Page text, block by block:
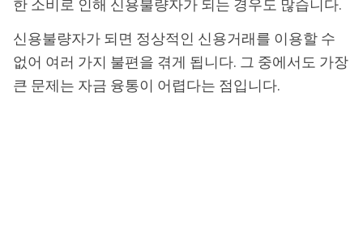
한 소비로 인해 신용불량자가 되는 경우도 많습니다.
신용불량자가 되면 정상적인 신용거래를 이용할 수
없어 여러 가지 불편을 겪게 됩니다. 그 중에서도 가장
큰 문제는 자금 융통이 어렵다는 점입니다.